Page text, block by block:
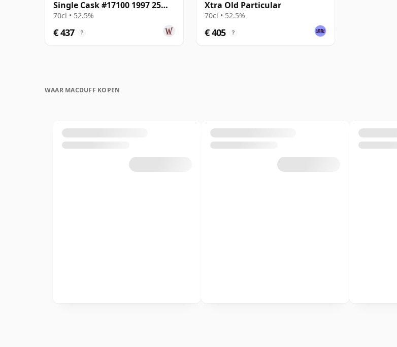
Single Cask #17100 1997 25
jaar oud
70cl • 52.5%
€ 437 ?
Xtra Old Particular
70cl • 52.5%
€ 405 ?
WAAR MACDUFF KOPEN